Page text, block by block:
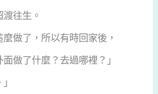
往生。
做了，所以有時回家後，
做了什麼？去過哪裡？」